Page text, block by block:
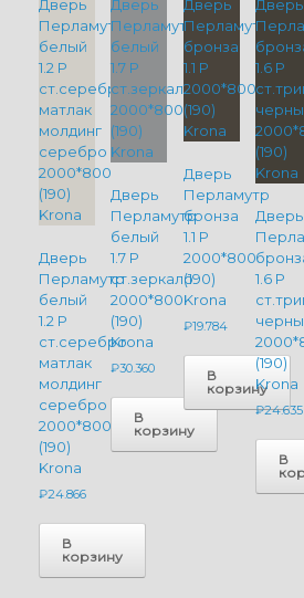
Дверь
Перламутр
белый
1.2 P
ст.серебро
матлак
молдинг
серебро
2000*800
(190)
Krona
₽24.866
В
корзину
Дверь
Перламутр
белый
1.7 P
ст.зеркало
2000*800
(190)
Krona
₽30.360
В
корзину
Дверь
Перламутр
бронза
1.1 P
2000*800
(190)
Krona
₽19.784
В
корзину
Дверь
1.6 P
(190)
Krona
₽24.635
В